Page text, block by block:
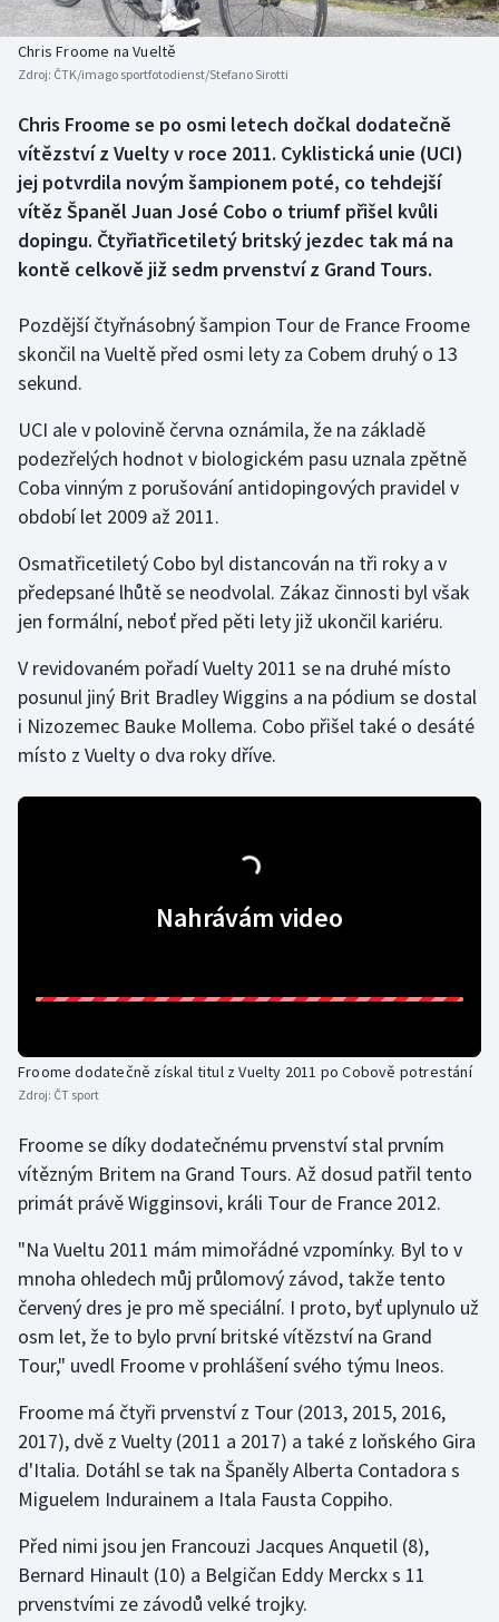
Curling
Florbal
Futsal
Golf
Házená
Judo
Krasobruslení
Lezení
Lyže a snowboard
Moderní pětiboj
Motorsport
Ragby
Rychlobruslení
Short track
Sportovní střelba
Stolní tenis
Triatlon
Veslování
Vodní slalom
Ostatní
Chris Froome na Vueltě
Zdroj: ČTK/imago sportfotodienst/Stefano Sirotti
Chris Froome se po osmi letech dočkal dodatečně
vítězství z Vuelty v roce 2011. Cyklistická unie (UCI)
jej potvrdila novým šampionem poté, co tehdejší
vítěz Španěl Juan José Cobo o triumf přišel kvůli
dopingu. Čtyřiatřicetiletý britský jezdec tak má na
kontě celkově již sedm prvenství z Grand Tours.
Pozdější čtyřnásobný šampion Tour de France Froome
skončil na Vueltě před osmi lety za Cobem druhý o 13
sekund.
UCI ale v polovině června oznámila, že na základě
podezřelých hodnot v biologickém pasu uznala zpětně
Coba vinným z porušování antidopingových pravidel v
období let 2009 až 2011.
Osmatřicetiletý Cobo byl distancován na tři roky a v
předepsané lhůtě se neodvolal. Zákaz činnosti byl však
jen formální, neboť před pěti lety již ukončil kariéru.
V revidovaném pořadí Vuelty 2011 se na druhé místo
posunul jiný Brit Bradley Wiggins a na pódium se dostal
i Nizozemec Bauke Mollema. Cobo přišel také o desáté
místo z Vuelty o dva roky dříve.
Nahrávám video
Froome dodatečně získal titul z Vuelty 2011 po Cobově potrestání
Zdroj: ČT sport
Froome se díky dodatečnému prvenství stal prvním
vítězným Britem na Grand Tours. Až dosud patřil tento
primát právě Wigginsovi, králi Tour de France 2012.
"Na Vueltu 2011 mám mimořádné vzpomínky. Byl to v
mnoha ohledech můj průlomový závod, takže tento
červený dres je pro mě speciální. I proto, byť uplynulo už
osm let, že to bylo první britské vítězství na Grand
Tour," uvedl Froome v prohlášení svého týmu Ineos.
Froome má čtyři prvenství z Tour (2013, 2015, 2016,
2017), dvě z Vuelty (2011 a 2017) a také z loňského Gira
d'Italia. Dotáhl se tak na Španěly Alberta Contadora s
Miguelem Indurainem a Itala Fausta Coppiho.
Před nimi jsou jen Francouzi Jacques Anquetil (8),
Bernard Hinault (10) a Belgičan Eddy Merckx s 11
prvenstvími ze závodů velké trojky.